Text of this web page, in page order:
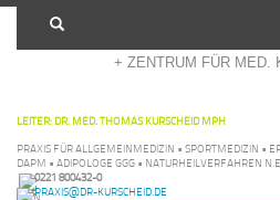
+ ZENTRUM FÜR MED.
LEITER: DR. MED. THOMAS KURSCHEID MPH
PRAXIS FÜR ALLGEMEINMEDIZIN • SPORTMEDIZIN •
DAPM • ADIPOLOGE GGG • NATURHEILVERFAHREN
0221 800432-0
PRAXIS@DR-KURSCHEID.DE